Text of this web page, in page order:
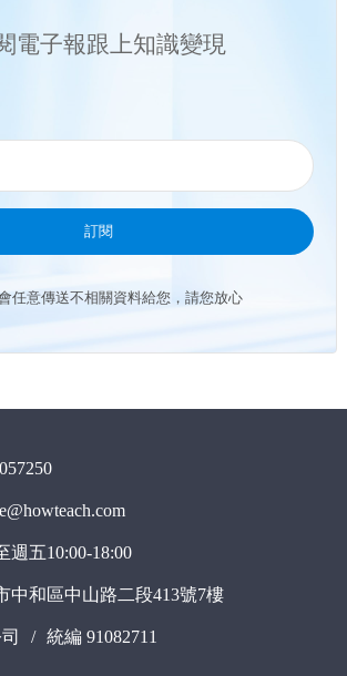
電子報跟上知識變現
訂閱
任意傳送不相關資料給您，請您放心
週五10:00-18:00
中和區中山路二段413號7樓
/ 統編 91082711